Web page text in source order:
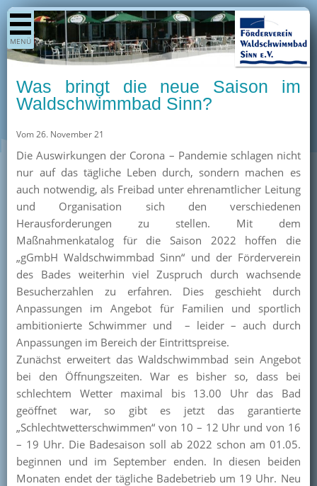
MENÜ
Shop
Aktuelles
Termine
/ Preise
Kurse
Kioskangebote
Unterstützer
Über uns
Team
Pressearchiv
Mitglied werden
Was bringt die neue Saison im
Waldschwimmbad Sinn?
Vom 26. November 21
Die Auswirkungen der Corona – Pandemie schlagen nicht
nur auf das tägliche Leben durch, sondern machen es
auch notwendig, als Freibad unter ehrenamtlicher Leitung
und Organisation sich den verschiedenen
Herausforderungen zu stellen. Mit dem
Maßnahmenkatalog für die Saison 2022 hoffen die
„gGmbH Waldschwimmbad Sinn“ und der Förderverein
des Bades weiterhin viel Zuspruch durch wachsende
Besucherzahlen zu erfahren. Dies geschieht durch
Anpassungen im Angebot für Familien und sportlich
ambitionierte Schwimmer und – leider – auch durch
Anpassungen im Bereich der Eintrittspreise.
Zunächst erweitert das Waldschwimmbad sein Angebot
bei den Öffnungszeiten. War es bisher so, dass bei
schlechtem Wetter maximal bis 13.00 Uhr das Bad
geöffnet war, so gibt es jetzt das garantierte
„Schlechtwetterschwimmen“ von 10 – 12 Uhr und von 16
– 19 Uhr. Die Badesaison soll ab 2022 schon am 01.05.
beginnen und im September enden. In diesen beiden
Monaten endet der tägliche Badebetrieb um 19 Uhr. Neu